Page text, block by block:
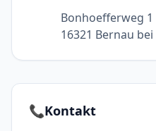
Bonhoefferweg 1
16321 Bernau
📞Kontakt